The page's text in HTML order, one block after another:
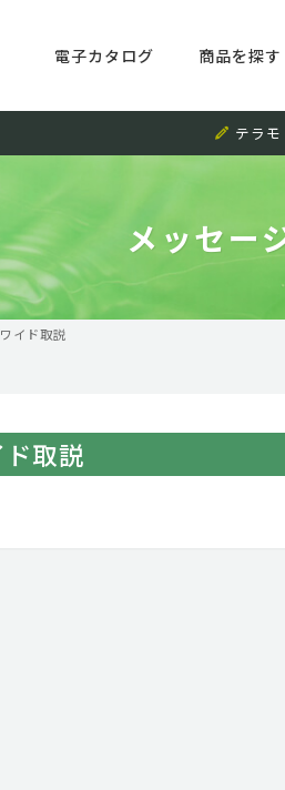
電子カタログ 商品を探す
テラ
メッセー
イド取説
取説